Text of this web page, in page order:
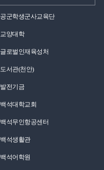
공군학생군사교육단
교양대학
글로벌인재육성처
도서관(천안)
발전기금
백석대학교회
백석무인항공센터
백석생활관
백석어학원